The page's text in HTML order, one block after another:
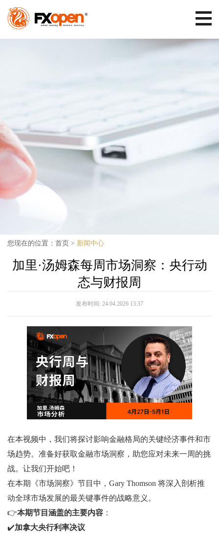
您现在的位置： 首页 > 新闻中心
加里·汤姆森每周市场洞察：央行动
态与财报周
发布时间: 24.04.2026 13:37
在本视频中，我们将探讨影响金融格局的关键经济事件和市
场趋势。准备好获取金融市场洞察，助您应对未来一周的挑
战。让我们开始吧！
在本期《市场洞察》节目中，Gary Thomson 将深入剖析推
动全球市场发展的最关键事件的战略意义。
👉本期节目涵盖的主要内容 ：
✔️加拿大央行利率决议